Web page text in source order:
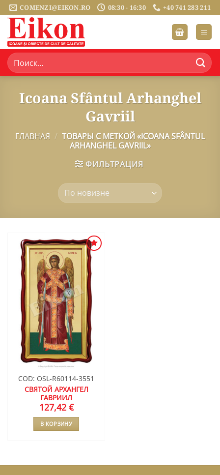
Skip
to
content
COMENZI@EIKON.RO 08:30 - 16:30 +40 741 283 211
Искать:
Icoana Sfântul Arhanghel
Gavriil
ГЛАВНАЯ / ТОВАРЫ С МЕТКОЙ «ICOANA SFÂNTUL
ARHANGHEL GAVRIIL»
ФИЛЬТРАЦИЯ
ДОБАВИТЬ
В СПИСОК
ЖЕЛАНИЙ
COD: OSL-R60114-3551
СВЯТОЙ АРХАНГЕЛ
ГАВРИИЛ
127,42 €
В КОРЗИНУ